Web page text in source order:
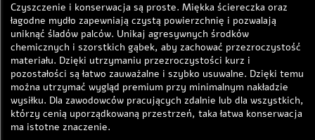
Czyszczenie i konserwacja są proste. Miękka ściereczka oraz
łagodne mydło zapewniają czystą powierzchnię i pozwalają
uniknąć śladów palców. Unikaj agresywnych środków
chemicznych i szorstkich gąbek, aby zachować przezroczystość
materiału. Dzięki utrzymaniu przezroczystości kurz i
pozostałości są łatwo zauważalne i szybko usuwalne. Dzięki temu
można utrzymać wygląd premium przy minimalnym nakładzie
wysiłku. Dla zawodowców pracujących zdalnie lub dla wszystkich,
którzy cenią uporządkowaną przestrzeń, taka łatwa konserwacja
ma istotne znaczenie.